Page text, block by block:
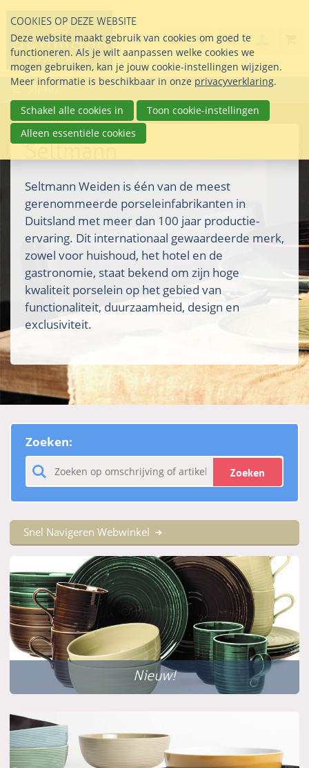
links
over
Direct
naar
inhoud
Direct
naar
het
info@seltmann-
Stel uw vraag
085 76 07 000
Search
Menu
Seltmann
Seltmann Weiden is één van de meest
gerenommeerde porseleinfabrikanten in
Duitsland met meer dan 100 jaar productie-
ervaring. Dit internationaal gewaardeerde merk,
zowel voor huishoud, het hotel en de
gastronomie, staat bekend om zijn hoge
kwaliteit porselein op het gebied van
functionaliteit, duurzaamheid, design en
exclusiviteit.
Zoeken:
Zoeken
Snel Navigeren Webwinkel
Nieuw!
COOKIES OP DEZE WEBSITE
Deze website maakt gebruik van cookies om goed te
functioneren. Als je wilt aanpassen welke cookies we
mogen gebruiken, kan je jouw cookie-instellingen wijzigen.
Meer informatie is beschikbaar in onze privacyverklaring.
Schakel alle cookies in
Toon cookie-instellingen
Alleen essentiële cookies